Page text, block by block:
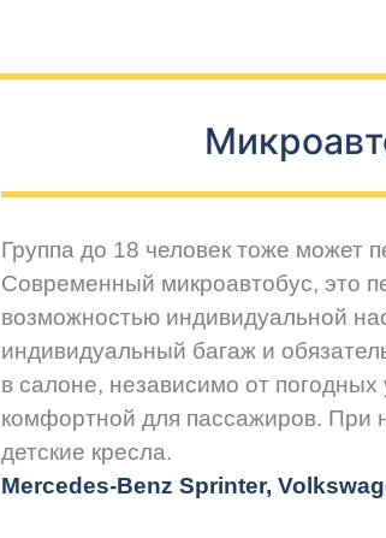
Группа до 18 человек тоже может
Современный микроавтобус, это
возможностью индивидуальной
индивидуальный багаж и
в салоне, независимо от погодных
комфортной для пассажиров. При
детские кресла.
Mercedes-Benz Sprinter,